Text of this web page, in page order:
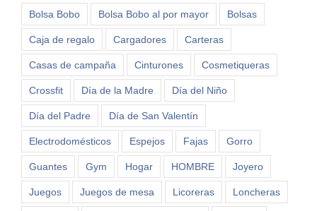
Bolsa Bobo Bolsa Bobo al por mayor Bolsas
Caja de regalo Cargadores Carteras
Casas de campaña Cinturones Cosmetiqueras
Crossfit Día de la Madre Día del Niño
Día del Padre Día de San Valentín
Electrodomésticos Espejos Fajas Gorro
Guantes Gym Hogar HOMBRE Joyero
Juegos Juegos de mesa Licoreras Loncheras